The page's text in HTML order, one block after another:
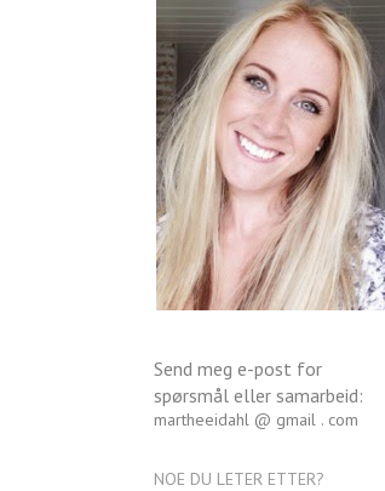
Send meg e-post for
spørsmål eller samarbeid:
martheeidahl @ gmail . com
NOE DU LETER ETTER?